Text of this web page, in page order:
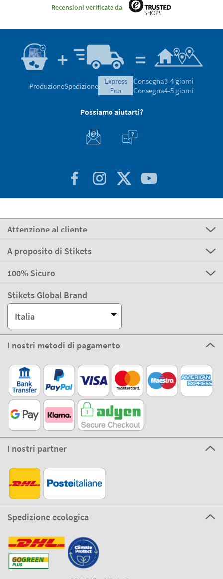
Recensioni verificate da
ProduzioneSpedizione
express
eco
Consegna3-4 giorni
Consegna4-5 giorni
Possiamo aiutarti?
Attenzione al cliente
A proposito di Stikets
100% Sicuro
Stikets Global Brand
Italia
I nostri metodi di pagamento
I nostri partner
Spedizione ecologica